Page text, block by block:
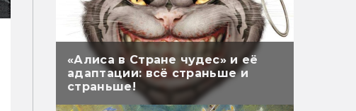
«Алиса в Стране чудес» и её
адаптации: всё страньше и
страньше!